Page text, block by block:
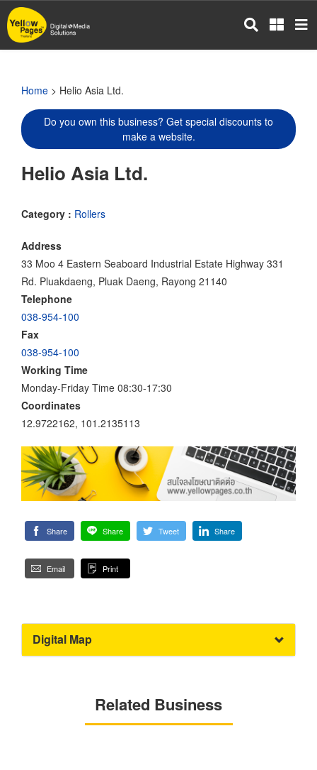
Skip
to
main
Home > Helio Asia Ltd.
Do you own this business? Get special discounts to
make a website.
Helio Asia Ltd.
Category : Rollers
Address
33 Moo 4 Eastern Seaboard Industrial Estate Highway 331
Rd. Pluakdaeng, Pluak Daeng, Rayong 21140
Telephone
038-954-100
Fax
038-954-100
Working Time
Monday-Friday Time 08:30-17:30
Coordinates
12.9722162, 101.2135113
Share Share Tweet Share
Email Print
Digital Map
Related Business